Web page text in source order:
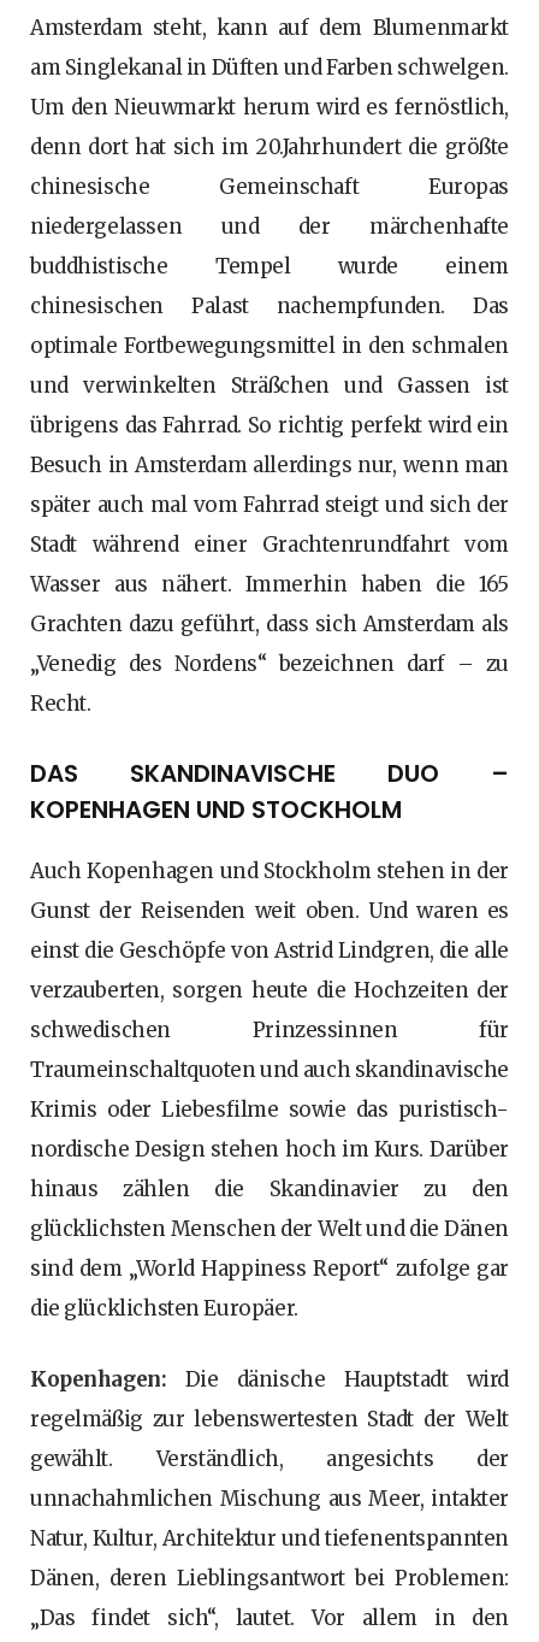
Amsterdam steht, kann auf dem Blumenmarkt
am Singlekanal in Düften und Farben schwelgen.
Um den Nieuwmarkt herum wird es fernöstlich,
denn dort hat sich im 20.Jahrhundert die größte
chinesische Gemeinschaft Europas
niedergelassen und der märchenhafte
buddhistische Tempel wurde einem
chinesischen Palast nachempfunden. Das
optimale Fortbewegungsmittel in den schmalen
und verwinkelten Sträßchen und Gassen ist
übrigens das Fahrrad. So richtig perfekt wird ein
Besuch in Amsterdam allerdings nur, wenn man
später auch mal vom Fahrrad steigt und sich der
Stadt während einer Grachtenrundfahrt vom
Wasser aus nähert. Immerhin haben die 165
Grachten dazu geführt, dass sich Amsterdam als
„Venedig des Nordens“ bezeichnen darf – zu
Recht.
DAS SKANDINAVISCHE DUO –
KOPENHAGEN UND STOCKHOLM
Auch Kopenhagen und Stockholm stehen in der
Gunst der Reisenden weit oben. Und waren es
einst die Geschöpfe von Astrid Lindgren, die alle
verzauberten, sorgen heute die Hochzeiten der
schwedischen Prinzessinnen für
Traumeinschaltquoten und auch skandinavische
Krimis oder Liebesfilme sowie das puristisch-
nordische Design stehen hoch im Kurs. Darüber
hinaus zählen die Skandinavier zu den
glücklichsten Menschen der Welt und die Dänen
sind dem „World Happiness Report“ zufolge gar
die glücklichsten Europäer.
Kopenhagen: Die dänische Hauptstadt wird
regelmäßig zur lebenswertesten Stadt der Welt
gewählt. Verständlich, angesichts der
unnachahmlichen Mischung aus Meer, intakter
Natur, Kultur, Architektur und tiefenentspannten
Dänen, deren Lieblingsantwort bei Problemen:
„Das findet sich“, lautet. Vor allem in den